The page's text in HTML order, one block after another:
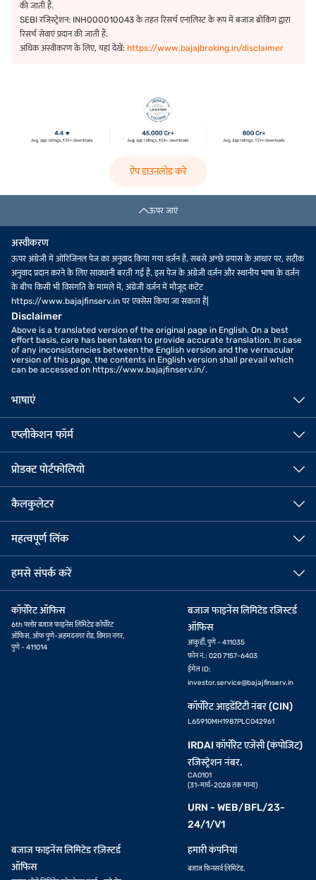
की जाती हैं.
SEBI रजिस्ट्रेशन: INH000010043 के तहत रिसर्च एनालिस्ट के रूप में बजाज ब्रोकिंग द्वारा
रिसर्च सेवाएं प्रदान की जाती हैं.
अधिक अस्वीकरण के लिए, यहां देखें: https://www.bajajbroking.in/disclaimer
ऐप डाउनलोड करें
ऊपर जाएं
अस्वीकरण
ऊपर अंग्रेजी में ओरिजिनल पेज का अनुवाद किया गया वर्ज़न है. सबसे अच्छे प्रयास के आधार पर, सटीक
अनुवाद प्रदान करने के लिए सावधानी बरती गई है. इस पेज के अंग्रेजी वर्ज़न और स्थानीय भाषा के वर्ज़न
के बीच किसी भी विसंगति के मामले में, अंग्रेजी वर्ज़न में मौजूद कंटेंट
https://www.bajajfinserv.in पर एक्सेस किया जा सकता है|
Disclaimer
Above is a translated version of the original page in English. On a best
effort basis, care has been taken to provide accurate translation. In case
of any inconsistencies between the English version and the vernacular
version of this page, the contents in English version shall prevail which
can be accessed on https://www.bajajfinserv.in/.
भाषाएं
एप्लीकेशन फॉर्म
प्रोडक्ट पोर्टफोलियो
कैलकुलेटर
महत्वपूर्ण लिंक
हमसे संपर्क करें
कॉर्पोरेट ऑफिस
6th फ्लोर बजाज फाइनेंस लिमिटेड कॉर्पोरेट
ऑफिस, ऑफ पुणे-अहमदनगर रोड, विमान नगर,
पुणे - 411014
बजाज फाइनेंस लिमिटेड रज़िस्टर्ड
ऑफिस
आकुर्डी, पुणे - 411035
फोन नं.: 020 7157-6403
ईमेल ID:
investor.service@bajajfinserv.in
कॉर्पोरेट आइडेंटिटी नंबर (CIN)
L65910MH1987PLC042961
IRDAI कॉर्पोरेट एजेंसी (कंपोजिट)
रजिस्ट्रेशन नंबर.
CA0101
(31-मार्च-2028 तक मान्य)
URN - WEB/BFL/23-
24/1/V1
बजाज फाइनेंस लिमिटेड रज़िस्टर्ड
ऑफिस
हमारी कंपनियां
बजाज फिनसर्व लिमिटेड.